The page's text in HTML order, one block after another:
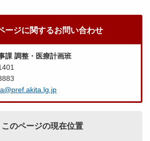
ージに関するお問い合わせ
課 調整・医療計画班
このページの現在位置